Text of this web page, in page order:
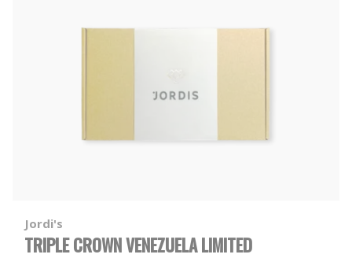
Jordi's
TRIPLE CROWN VENEZUELA LIMITED